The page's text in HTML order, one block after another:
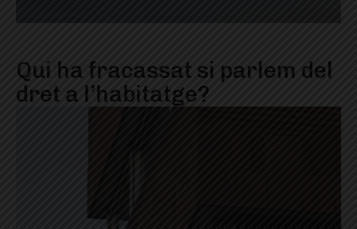
Qui ha fracassat si parlem del
dret a l’habitatge?